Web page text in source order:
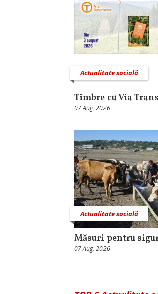
Actualitate socială
Timbre cu Via
07 Aug, 2026
Actualitate socială
Măsuri pentru
07 Aug, 2026